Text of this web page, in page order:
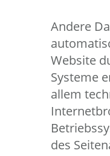
Andere
Website
Systeme
allem
des